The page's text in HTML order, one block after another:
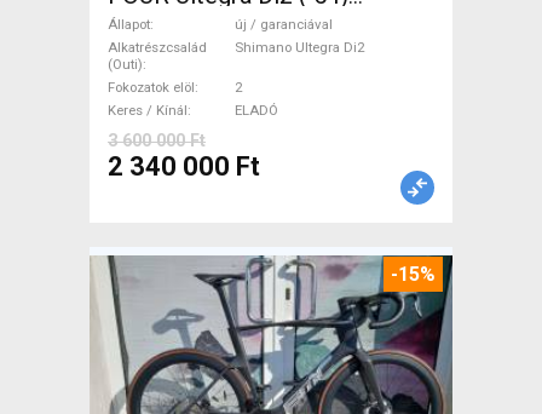
Országúti Shimano Ultegra
Di2 tárcsafék új / garanciával
ELADÓ
Állapot
új / garanciával
Alkatrészcsalád
(Outi)
Shimano Ultegra Di2
Fokozatok elöl
2
Keres / Kínál
ELADÓ
3 600 000 Ft
2 340 000 Ft
-15%